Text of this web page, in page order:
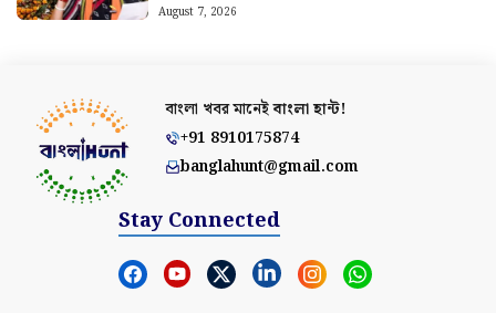
August 7, 2026
বাংলা খবর মানেইবাংলা হান্ট!
+91 8910175874
banglahunt@gmail.com
Stay Connected